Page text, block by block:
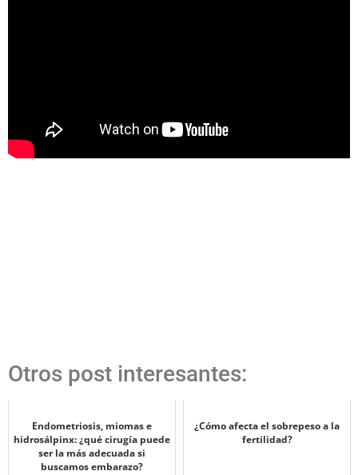
Otros post interesantes:
Endometriosis, miomas e
hidrosálpinx: ¿qué cirugía puede
ser la más adecuada si
buscamos embarazo?
¿Cómo afecta el sobrepeso a la
fertilidad?